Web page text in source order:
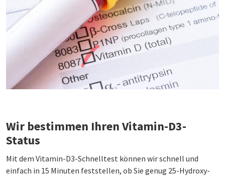
Wir bestimmen Ihren Vitamin-D3-
Status
Mit dem Vitamin-D3-Schnelltest können wir schnell und
einfach in 15 Minuten feststellen, ob Sie genug 25-Hydroxy-